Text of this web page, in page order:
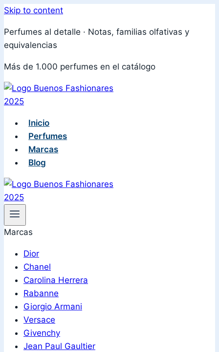
Skip to content
Perfumes al detalle · Notas, familias olfativas y
equivalencias
Más de 1.000 perfumes en el catálogo
Inicio
Perfumes
Marcas
Blog
Marcas
Dior
Chanel
Carolina Herrera
Rabanne
Giorgio Armani
Versace
Givenchy
Jean Paul Gaultier